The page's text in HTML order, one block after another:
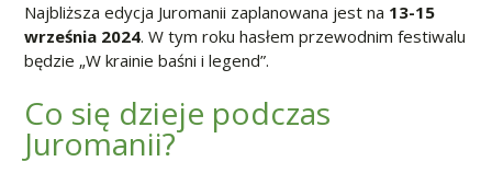
Najbliższa edycja Juromanii zaplanowana jest na 13-15
września 2024. W tym roku hasłem przewodnim festiwalu
będzie „W krainie baśni i legend”.
Co się dzieje podczas
Juromanii?